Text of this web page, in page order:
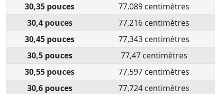
30,35 pouces
77,089 centimètres
30,4 pouces
77,216 centimètres
30,45 pouces
77,343 centimètres
30,5 pouces
77,47 centimètres
30,55 pouces
77,597 centimètres
30,6 pouces
77,724 centimètres